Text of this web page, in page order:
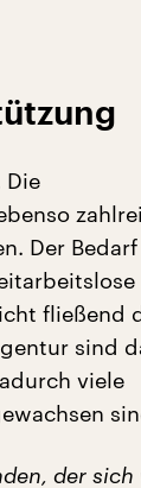
Die
Der
fließend
sind
viele
der